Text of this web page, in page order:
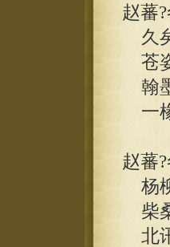
赵蕃
久
苍
翰
一
赵蕃
杨
柴
北